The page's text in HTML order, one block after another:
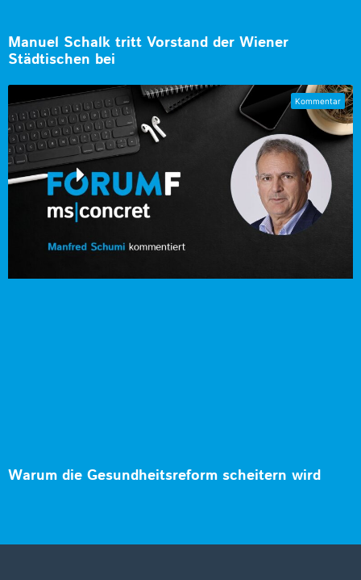
Manuel Schalk tritt Vorstand der Wiener
Städtischen bei
Warum die Gesundheitsreform scheitern wird